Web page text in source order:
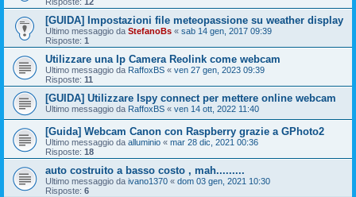
[GUIDA] Impostazioni file meteopassione su weather display
Ultimo messaggio da StefanoBs « sab 14 gen, 2017 09:39
Risposte: 1
Utilizzare una Ip Camera Reolink come webcam
Ultimo messaggio da RaffoxBS « ven 27 gen, 2023 09:39
Risposte: 11
[GUIDA] Utilizzare Ispy connect per mettere online webcam
Ultimo messaggio da RaffoxBS « ven 14 ott, 2022 11:40
[Guida] Webcam Canon con Raspberry grazie a GPhoto2
Ultimo messaggio da alluminio « mar 28 dic, 2021 00:36
Risposte: 18
auto costruito a basso costo , mah.........
Ultimo messaggio da ivano1370 « dom 03 gen, 2021 10:30
Risposte: 6